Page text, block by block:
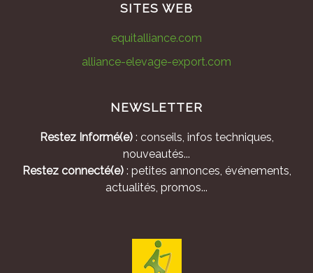
SITES WEB
equitalliance.com
alliance-elevage-export.com
NEWSLETTER
Restez Informé(e): conseils, infos techniques,
nouveautés...
Restez connecté(e): petites annonces, événements,
actualités, promos...